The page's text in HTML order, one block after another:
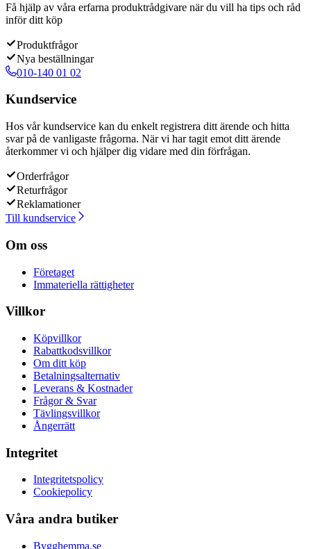
Få hjälp av våra erfarna produktrådgivare när du vill ha tips och råd
inför ditt köp
Produktfrågor
Nya beställningar
010-140 01 02
Kundservice
Hos vår kundservice kan du enkelt registrera ditt ärende och hitta
svar på de vanligaste frågorna. När vi har tagit emot ditt ärende
återkommer vi och hjälper dig vidare med din förfrågan.
Orderfrågor
Returfrågor
Reklamationer
Till kundservice
Om oss
Företaget
Immateriella rättigheter
Villkor
Köpvillkor
Rabattkodsvillkor
Om ditt köp
Betalningsalternativ
Leverans & Kostnader
Frågor & Svar
Tävlingsvillkor
Ångerrätt
Integritet
Integritetspolicy
Cookiepolicy
Våra andra butiker
Bygghemma.se